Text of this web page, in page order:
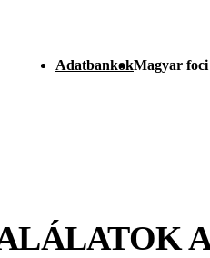
AdatbankokMagyar foci